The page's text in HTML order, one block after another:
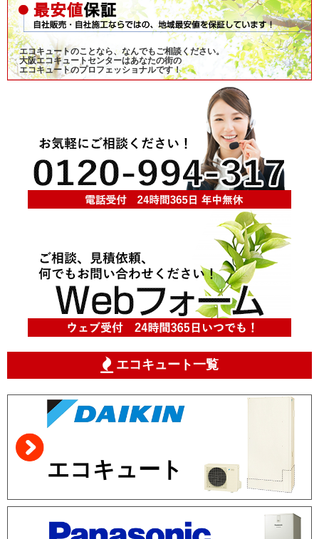
エコキュートのことなら、なんでもご相談ください。
大阪エコキュートセンターはあなたの街の
エコキュートのプロフェッショナルです！
エコキュート一覧
エコキュート